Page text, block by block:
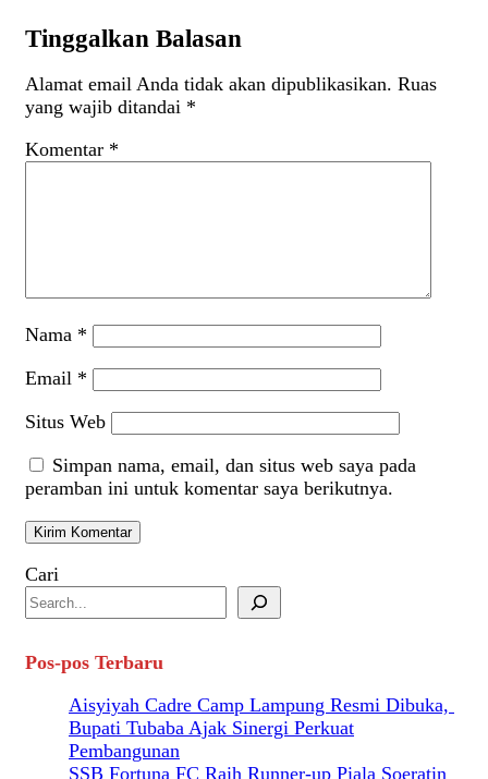
Tinggalkan Balasan
Alamat email Anda tidak akan dipublikasikan. Ruas
yang wajib ditandai *
Komentar *
Nama *
Email *
Situs Web
Simpan nama, email, dan situs web saya pada
peramban ini untuk komentar saya berikutnya.
Cari
Pos-pos Terbaru
Aisyiyah Cadre Camp Lampung Resmi Dibuka,
Bupati Tubaba Ajak Sinergi Perkuat
Pembangunan
SSB Fortuna FC Raih Runner-up Piala Soeratin